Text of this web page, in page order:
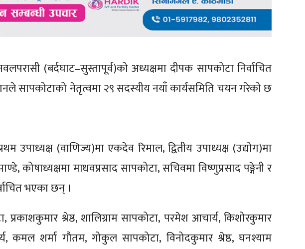
(बर्दघाट–सुस्तापूर्व)को अध्यक्षमा दीपक सापकोटा निर्वाचित
सापकोटाको नेतृत्वमा २९ सदस्यीय नयाँ कार्यसमिति चयन गरेको छ
उपाध्यक्ष (वाणिज्य)मा एकदेव रिमाल, द्वितीय उपाध्यक्ष (उद्योग)मा
कोषाध्यक्षमा माधवप्रसाद सापकोटा, सचिवमा विष्णुप्रसाद पङ्गेनी र
भएका छन् ।
प्रकाशकुमार श्रेष्ठ, शालिग्राम सापकोटा, परमेश आचार्य, किशोरकुमार
कमल शर्मा गौतम, गोकुल सापकोटा, विनोदकुमार श्रेष्ठ, घनश्याम